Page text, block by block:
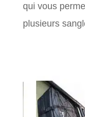
qui vous
plusieurs